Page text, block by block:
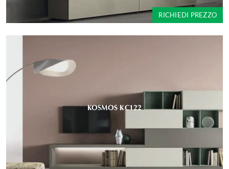
RICHIEDI PREZZO
KOSMOS KC122